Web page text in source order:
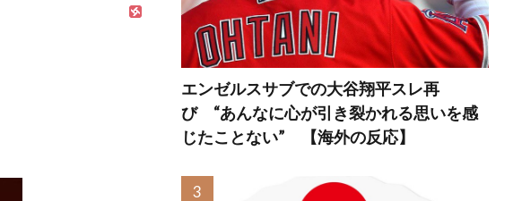
エンゼルスサブでの大谷翔平スレ再
び “あんなに心が引き裂かれる思いを感
じたことない” 【海外の反応】